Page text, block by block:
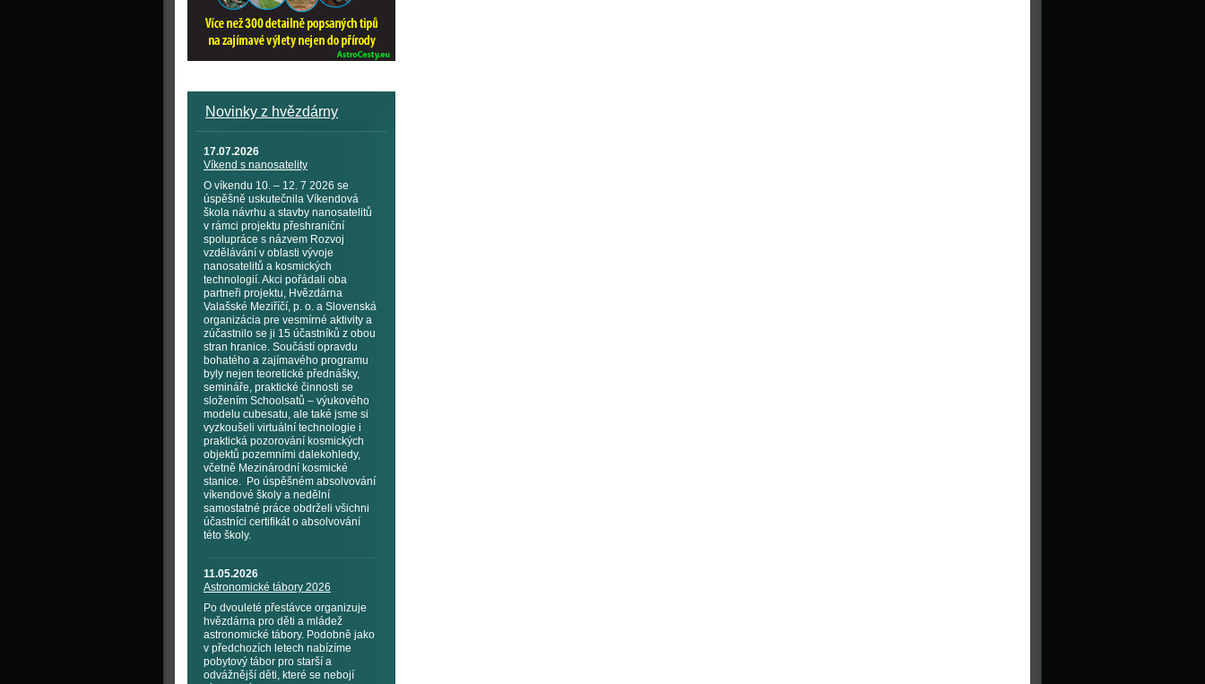
Novinky z hvězdárny
17.07.2026
Víkend s nanosatelity
O víkendu 10. – 12. 7 2026 se
úspěšně uskutečnila Víkendová
škola návrhu a stavby nanosatelitů
v rámci projektu přeshraniční
spolupráce s názvem Rozvoj
vzdělávání v oblasti vývoje
nanosatelitů a kosmických
technologií. Akci pořádali oba
partneři projektu, Hvězdárna
Valašské Meziříčí, p. o. a Slovenská
organizácia pre vesmírné aktivity a
zúčastnilo se ji 15 účastníků z obou
stran hranice. Součástí opravdu
bohatého a zajímavého programu
byly nejen teoretické přednášky,
semináře, praktické činnosti se
složením Schoolsatů – výukového
modelu cubesatu, ale také jsme si
vyzkoušeli virtuální technologie i
praktická pozorování kosmických
objektů pozemními dalekohledy,
včetně Mezinárodní kosmické
stanice. Po úspěšném absolvování
víkendové školy a nedělní
samostatné práce obdrželi všichni
účastníci certifikát o absolvování
této školy.
11.05.2026
Astronomické tábory 2026
Po dvouleté přestávce organizuje
hvězdárna pro děti a mládež
astronomické tábory. Podobně jako
v předchozích letech nabízíme
pobytový tábor pro starší a
odvážnější děti, které se nebojí